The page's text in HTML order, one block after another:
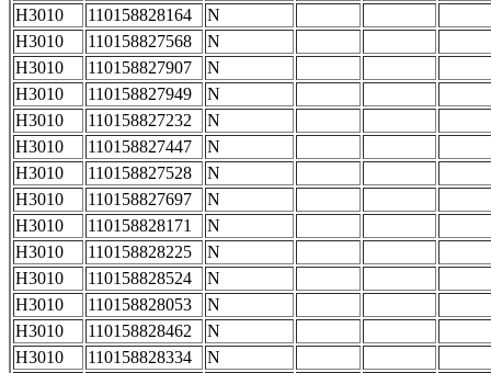
H3010 110158828164
N
H3010
110158827568
N
H3010
110158827907
N
H3010
110158827949
N
H3010
110158827232
N
H3010
110158827447
N
H3010
110158827528
N
H3010
110158827697
N
H3010
110158828171
N
H3010
110158828225
N
H3010
110158828524
N
H3010
110158828053
N
H3010
110158828462
N
H3010
110158828334
N